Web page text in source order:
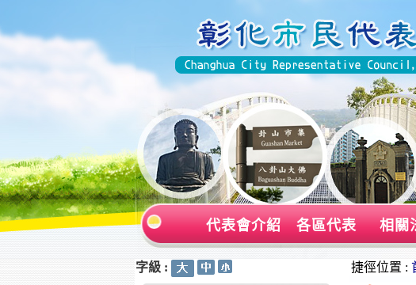
代表會介紹 各區代表 相關
字級 : 捷徑位置 :